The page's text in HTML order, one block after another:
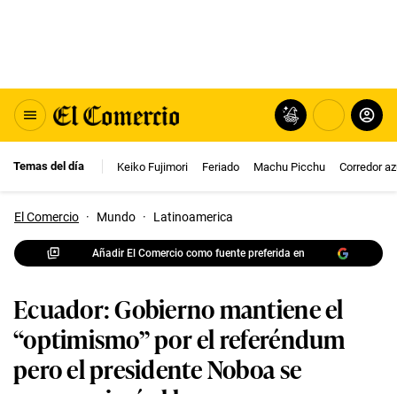
Temas del día Keiko Fujimori Feriado Machu Picchu Corredor
El Comercio · Mundo · Latinoamerica
Añadir El Comercio como fuente preferida en
Ecuador: Gobierno mantiene el
“optimismo” por el referéndum
pero el presidente Noboa se